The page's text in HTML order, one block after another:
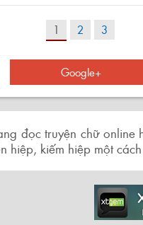
1 2 3
Google+
đọc truyện chữ
hiệp, kiếm hiệp một